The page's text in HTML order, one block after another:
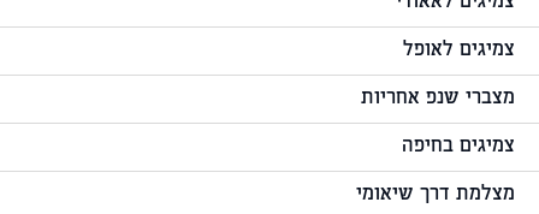
צמיגים לאופל
מצברי שנפ אחריות
צמיגים בחיפה
מצלמת דרך שיאומי